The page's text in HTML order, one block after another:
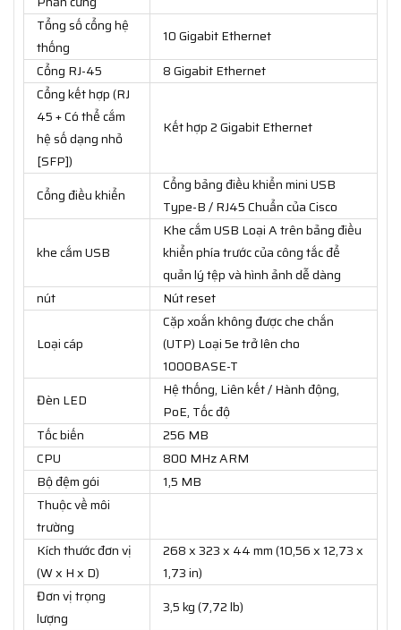
Tổng số cổng hệ
thống
10 Gigabit Ethernet
Cổng RJ-45
8 Gigabit Ethernet
Cổng kết hợp (RJ
45 + Có thể cắm
hệ số dạng nhỏ
[SFP])
Kết hợp 2 Gigabit Ethernet
Cổng điều khiển
Cổng bảng điều khiển mini USB
Type-B / RJ45 Chuẩn của Cisco
khe cắm USB
Khe cắm USB Loại A trên bảng điều
khiển phía trước của công tắc để
quản lý tệp và hình ảnh dễ dàng
nút
Nút reset
Loại cáp
Cặp xoắn không được che chắn
(UTP) Loại 5e trở lên cho
1000BASE-T
Đèn LED
Hệ thống, Liên kết / Hành động,
PoE, Tốc độ
Tốc biến
256 MB
CPU
800 MHz ARM
Bộ đệm gói
1,5 MB
Thuộc về môi
trường
Kích thước đơn vị
(W x H x D)
268 x 323 x 44 mm (10,56 x 12,73 x
1,73 in)
Đơn vị trọng
lượng
3,5 kg (7,72 lb)